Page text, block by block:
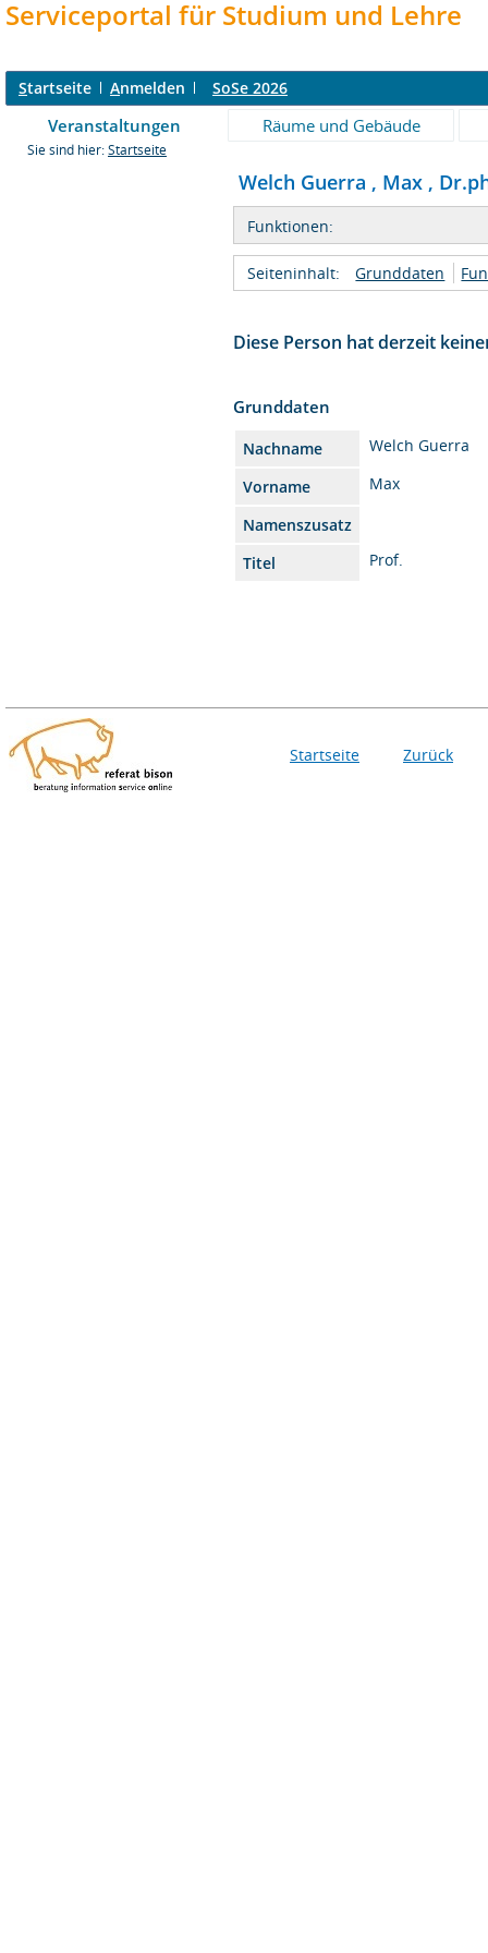
Serviceportal für Studium und Lehre
Startseite Anmelden SoSe 2026
Veranstaltungen Räume und Gebäude
Sie sind hier: Startseite
Welch Guerra , Max ,
Funktionen:
Seiteninhalt: Grunddaten
Diese Person hat derzeit
Grunddaten
Nachname
Welch Guerra
Vorname
Max
Namenszusatz
Titel
Prof.
Startseite Zurück